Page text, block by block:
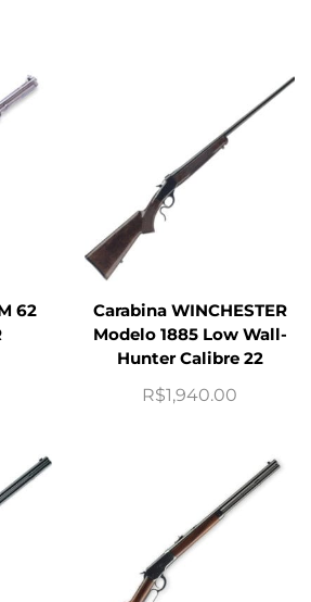
62
Carabina WINCHESTER
Modelo 1885 Low Wall-
Hunter Calibre 22
R$1,940.00